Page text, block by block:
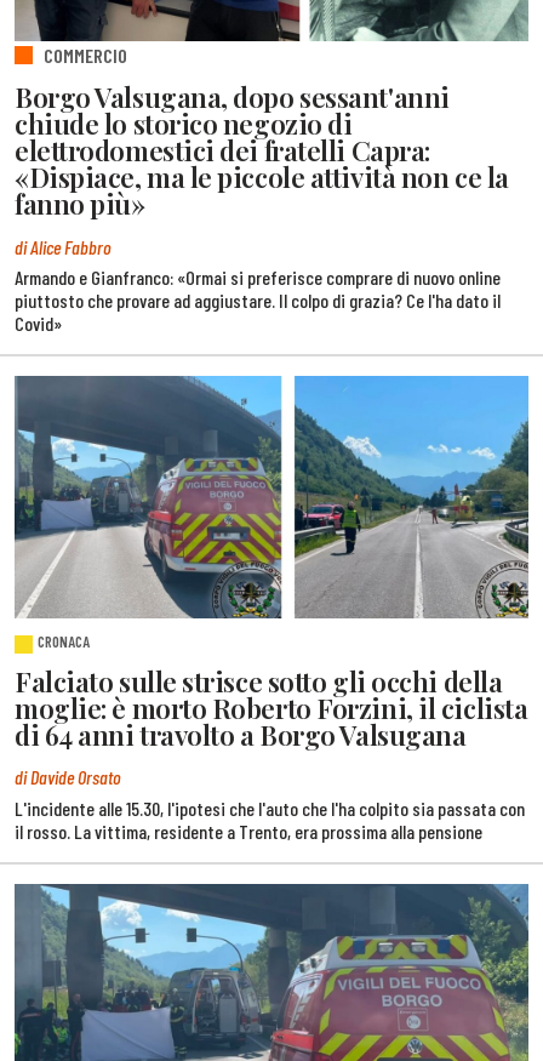
COMMERCIO
Borgo Valsugana, dopo sessant'anni
chiude lo storico negozio di
elettrodomestici dei fratelli Capra:
«Dispiace, ma le piccole attività non ce la
fanno più»
di Alice Fabbro
Armando e Gianfranco: «Ormai si preferisce comprare di nuovo online
piuttosto che provare ad aggiustare. Il colpo di grazia? Ce l'ha dato il
Covid»
CRONACA
Falciato sulle strisce sotto gli occhi della
moglie: è morto Roberto Forzini, il ciclista
di 64 anni travolto a Borgo Valsugana
di Davide Orsato
L'incidente alle 15.30, l'ipotesi che l'auto che l'ha colpito sia passata con
il rosso. La vittima, residente a Trento, era prossima alla pensione